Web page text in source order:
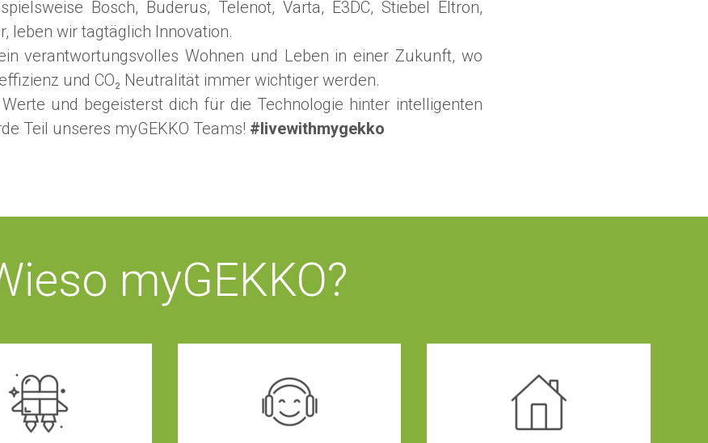
Bosch, Buderus, Telenot, Varta, E3DC, Stiebel Eltron,
leben wir tagtäglich Innovation.
verantwortungsvolles Wohnen und Leben in einer Zukunft, wo
und CO₂ Neutralität immer wichtiger werden.
und begeisterst dich für die Technologie hinter intelligenten
Teil unseres myGEKKO Teams! #livewithmygekko
myGEKKO?